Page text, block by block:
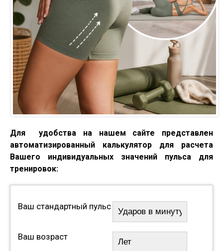
Для удобства на нашем сайте представлен
автоматизированный калькулятор для расчета
Вашего индивидуальных значений пульса для
тренировок:
Ваш стандартный пульс
Ваш возраст